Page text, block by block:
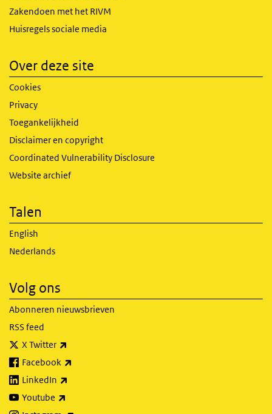
Zakendoen met het RIVM
Huisregels sociale media
Over deze site
Cookies
Privacy
Toegankelijkheid
Disclaimer en copyright
Coordinated Vulnerability Disclosure
Website archief
Talen
English
Nederlands
Volg ons
Abonneren nieuwsbrieven
RSS feed
X Twitter
Facebook
LinkedIn
Youtube